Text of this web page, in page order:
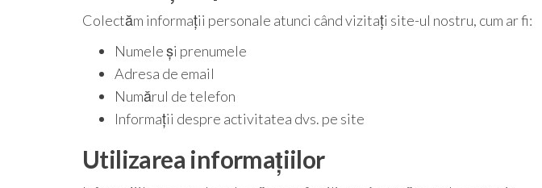
Colectăm informații personale atunci când vizitați site-ul nostru, cum ar fi:
Numele și prenumele
Adresa de email
Numărul de telefon
Informații despre activitatea dvs. pe site
Utilizarea informațiilor